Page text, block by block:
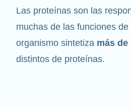
Las proteínas son las
muchas de las funciones de
organismo sintetiza más de
distintos de proteínas.